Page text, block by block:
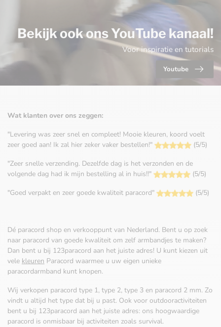
Bekijk ook ons YouTube kanaal!
Voor inspiratie en tutorials
Youtube
Wat klanten over ons zeggen:
"Levering was zeer snel en compleet! Mooie kleuren, koord voelt
zeer goed aan! Ik zal hier zeker vaker bestellen!"
(5/5)
"Zeer snelle verzending. Dezelfde dag is het verzonden en de
volgende dag had ik mijn bestelling al in huis!!"
(5/5)
"Goed verpakt en zeer goede kwaliteit paracord"
(5/5)
Dé paracord shop en verkooppunt van Nederland. Bent u op zoek
naar paracord van goede kwaliteit om zelf armbandjes te maken?
Dan bent u bij 123paracord aan het juiste adres! U kunt kiezen uit
vele kleuren Paracord waarmee u uw eigen unieke
paracordarmband kunt knopen.
Wij verkopen paracord type 1, type 2, type 3 en paracord 2 mm. Zo
vindt u altijd het type dat bij u past. Ook voor outdooractiviteiten
bent u bij 123paracord aan het juiste adres: ons hoogwaardige
paracord is onmisbaar bij activiteiten zoals survival.